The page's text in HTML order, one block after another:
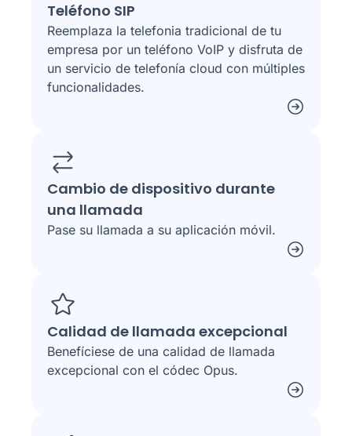
Teléfono SIP
Reemplaza la telefonia tradicional de tu
empresa por un teléfono VoIP y disfruta de
un servicio de telefonía cloud con múltiples
funcionalidades.
Cambio de dispositivo durante
una llamada
Pase su llamada a su aplicación móvil.
Calidad de llamada excepcional
Benefíciese de una calidad de llamada
excepcional con el códec Opus.